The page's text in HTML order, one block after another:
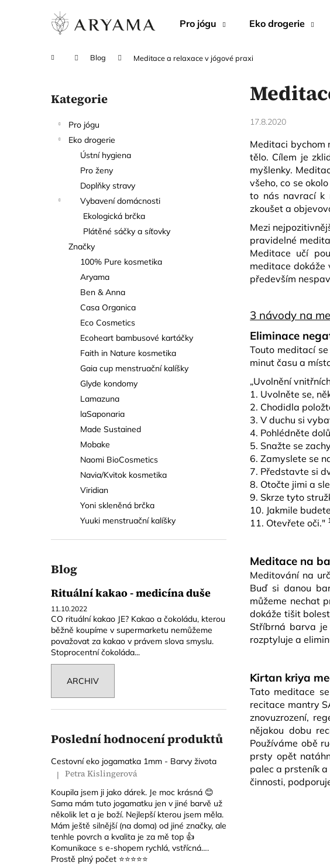
Pro jógu Eko drogerie
Domů Blog Meditace a relaxace v jógové praxi
Přeskočit
kategorie
Kategorie
Pro jógu
Eko drogerie
Ústní hygiena
Pro ženy
Doplňky stravy
Vybavení domácnosti
Ekologická brčka
Plátěné sáčky a síťovky
Značky
100% Pure kosmetika
Aryama
Ben & Anna
Casa Organica
Eco Cosmetics
Ecoheart bambusové kartáčky
Faith in Nature kosmetika
Gaia cup menstruační kalíšky
Glyde kondomy
Lamazuna
laSaponaria
Made Sustained
Mobake
Naomi BioCosmetics
Navia/Kvitok kosmetika
Viridian
Yoni skleněná brčka
Yuuki menstruační kalíšky
Blog
Rituální kakao - medicína duše
11.10.2022
CO rituální kakao JE? Kakao a čokoládu, kterou
běžně koupíme v supermarketu nemůžeme
považovat za kakao v právem slova smyslu.
Stoprocentní čokoláda...
ARCHIV
Poslední hodnocení produktů
Cestovní eko jogamatka 1mm - Barvy života
Hodnocení produktu je 5 z 5 hvězdiček.
| Petra Kislingerová
Koupila jsem ji jako dárek. Je moc krásná 😊
Sama mám tuto jogamatku jen v jiné barvě už
několik let a je boží. Nejlepší kterou jsem měla.
Mám ještě silnější (na doma) od jiné značky, ale
tenhle povrch a kvalita je za mě top 👍
Komunikace s e-shopem rychlá, vstřícná….
Prostě plný počet ⭐️⭐️⭐️⭐️⭐️
17.8.2020
Meditaci bychom
tělo. Cílem je
myšlenky.
všeho, co se
to nás navrací k
zkoušet a
Mezi
pravidelné
Meditace učí
meditace dokáže
především
3 návody na
Eliminace
Touto meditací
minut času a
„Uvolnění
1. Uvolněte se,
2. Chodidla
3. V duchu si
4. Pohlédněte
5. Snažte se
6. Zamyslete se
7. Představte si
8. Otočte jimi a
9. Skrze tyto
10. Jakmile
11. Otevřete oči.″
Meditace na
Meditování na
Buď si danou
můžeme nechat
dokáže tišit
Stříbrná barva
rozptyluje a
Kirtan kriya
Tato meditace
recitace mantry
znovuzrození,
nějakou dobu
Používáme obě
prsty opět
palec a prsteník
činnosti,
Zpět
Zpět
HLEDAT
Následující
KORKOVÁ
JÓGAMATKA
SLON
-
EKO
PODLOŽKA
NA
JÓGU
790
Kč
1
899
KORKOVÝ
VÁLEC
-
ROLLER
490
Kč